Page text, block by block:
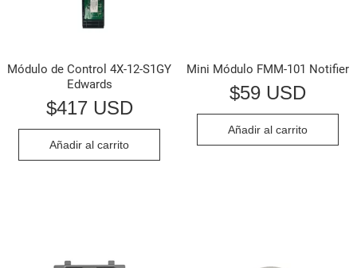
Módulo de Control 4X-12-S1GY
Edwards
$417 USD
Añadir al carrito
Mini Módulo FMM-101 Notifier
$59 USD
Añadir al carrito